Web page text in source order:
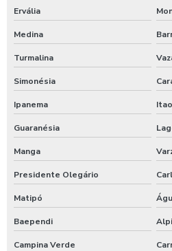
Temporizador de ducha para quiosque
Timer para chuveiro com fichas
Timer de chuveiro com pix
Timer para ducha de praia
Valor para higienização automotiva
Ervália
Medina
Turmalina
Simonésia
Ipanema
Guaranésia
Manga
Presidente Olegário
Matipó
Baependi
Campina Verde